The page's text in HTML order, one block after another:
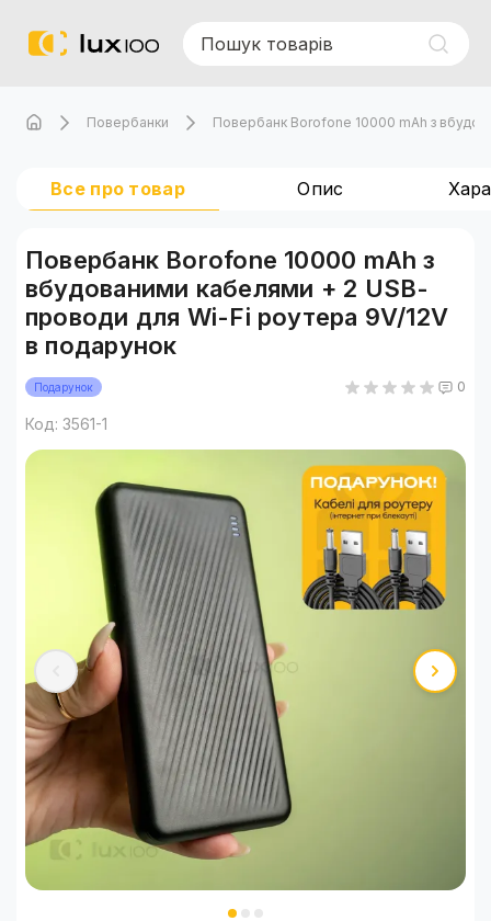
Повербанки Повербанк Borofone 10000 mAh з
Все про товар Опис
Повербанк Borofone 10000 mAh з
вбудованими кабелями + 2 USB-
проводи для Wi-Fi роутера 9V/12V
в подарунок
Подарунок 0
Код: 3561-1